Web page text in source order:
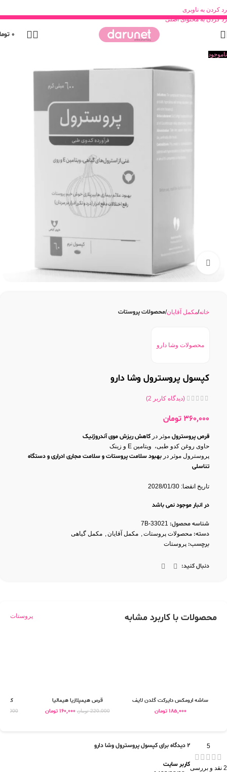
رد کردن به ناوبری
رد کردن به محتوای اصلی
0
ناموجود
بزرگنمایی تصویر
خانه مکمل آقایان محصولات پروستات
محصولات وشا دارو
کپسول پروسترول وشا دارو
(دیدگاه کاربر 2
)
360,000 تومان
قرص پروسترول موثر در کاهش ریزش موی آندروژنیک
حاوی روغن کدو طبی، ویتامین E و زینک
پروسترول موثر در بهبود سلامت پروستات وسلامت مجاری ادراری و دستگاه
تناسلی
تاریخ انقضا: 2028/01/30
در انبار موجود نمی باشد
شناسه محصول: 7B-33021
دسته: محصولات پروستات, مکمل آقایان, مکمل گیاهی
برچسب: پروستات
دنبال کنید:
محصولات با کاربرد مشابه پروستات
ساشه ارومکس دایرکت گلدن لایف
185,000 تومان
قرص هیمپلازیا هیمالیا
220,000 تومان 160,000 تومان
5
2 نقد و بررسی
2 دیدگاه برای کپسول پروسترول وشا دارو
کاربر سایت